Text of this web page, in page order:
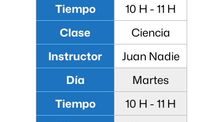
Tiempo
10 H - 11 H
Clase
Ciencia
Instructor
Juan Nadie
Día
Martes
Tiempo
10 H - 11 H